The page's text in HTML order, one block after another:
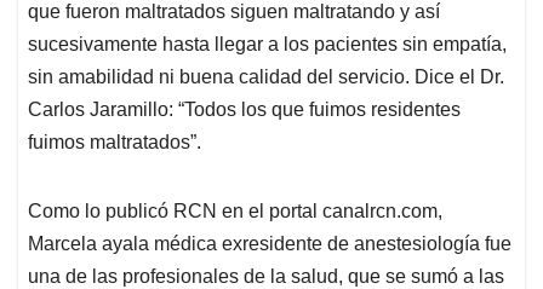
que fueron maltratados siguen maltratando y así
sucesivamente hasta llegar a los pacientes sin empatía,
sin amabilidad ni buena calidad del servicio. Dice el Dr.
Carlos Jaramillo: “Todos los que fuimos residentes
fuimos maltratados”.
Como lo publicó RCN en el portal canalrcn.com,
Marcela ayala médica exresidente de anestesiología fue
una de las profesionales de la salud, que se sumó a las